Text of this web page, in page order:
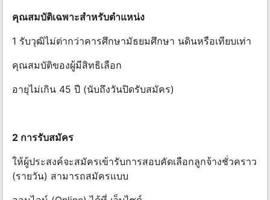
คุณสมบัติเฉพาะสําหรับตําแหน่ง
1 รับวุฒิไม่ต่ากว่าคารศึกษามัธยมศึกษา นดินหรือเทียบเท่า
คุณสมบัติของผู้มีสิทธิเลือก
อายุไม่เกิน 45 ปี (นับถึงวันปิดรับสมัคร)
2 การรับสมัคร
ให้ผู้ประสงค์จะสมัครเข้ารับการสอบคัดเลือกลูกจ้างชั่วคราว
(รายวัน) สามารถสมัครแบบ